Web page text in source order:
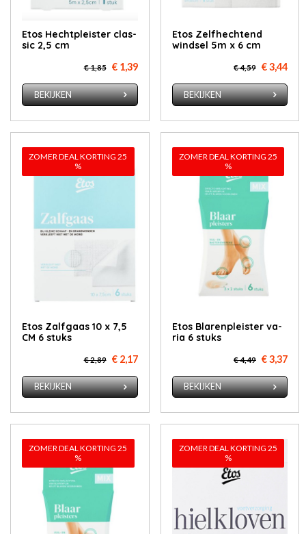
Etos Hecht­pleis­ter clas­
sic 2,5 cm
€ 1,85 € 1,39
BEKIJKEN
Etos Zelf­hech­tend
wind­sel 5m x 6 cm
€ 4,59 € 3,44
BEKIJKEN
ZOMER DEAL KORTING 25
%
Etos Zalfgaas 10 x 7,5
CM 6 stuks
€ 2,89 € 2,17
BEKIJKEN
ZOMER DEAL KORTING 25
%
Etos Bla­ren­pleis­ter va­
ria 6 stuks
€ 4,49 € 3,37
BEKIJKEN
ZOMER DEAL KORTING 25
%
ZOMER DEAL KORTING 25
%